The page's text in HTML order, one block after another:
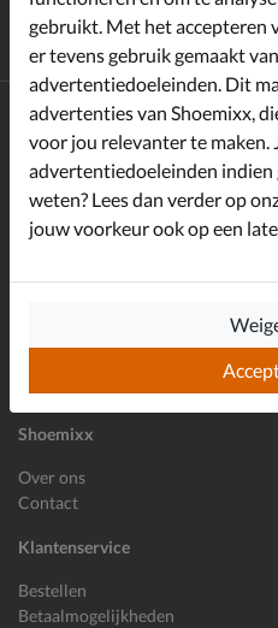
Gratisverzending en retour*
Achterafbetalen
Shoemixx
Over ons
Contact
Klantenservice
Bestellen
Betaalmogelijkheden
Altijd op de hoogte zijn?
Schrijf je in voor de Shoemixx
welkomstkorting!
gebruikt. Met het accepteren
er tevens gebruik gemaakt
advertentiedoeleinden. Dit
advertenties van Shoemixx,
voor jou relevanter te maken.
advertentiedoeleinden indien
weten? Lees dan verder op
jouw voorkeur ook op een